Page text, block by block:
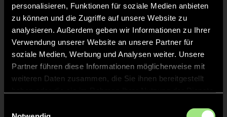
personalisieren, Funktionen für soziale Medien anbieten
zu können und die Zugriffe auf unsere Website zu
analysieren. Außerdem geben wir Informationen zu Ihrer
Verwendung unserer Website an unsere Partner für
soziale Medien, Werbung und Analysen weiter. Unsere
Partner führen diese Informationen möglicherweise mit
weiteren Daten zusammen, die Sie ihnen bereitgestellt
Staff
Bennett STOLZE